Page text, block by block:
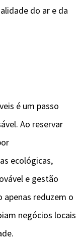
do ar e da
é um passo
Ao reservar
ecológicas,
e gestão
apenas reduzem o
negócios locais